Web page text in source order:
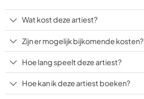
Wat kost deze artiest?
Zijn er mogelijk bijkomende kosten?
Hoe lang speelt deze artiest?
Hoe kan ik deze artiest boeken?